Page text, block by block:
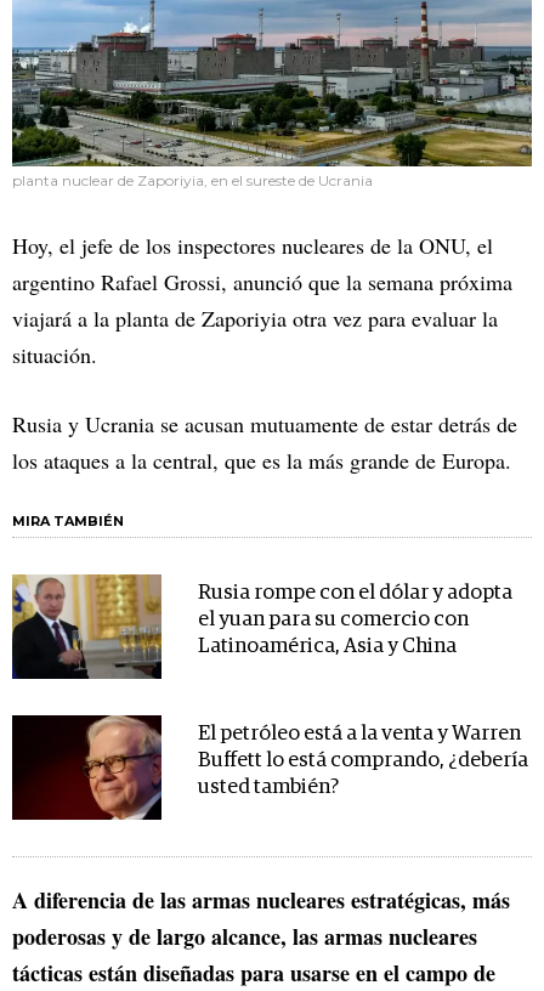
planta nuclear de Zaporiyia, en el sureste de Ucrania
Hoy, el jefe de los inspectores nucleares de la ONU, el
argentino Rafael Grossi, anunció que la semana próxima
viajará a la planta de Zaporiyia otra vez para evaluar la
situación.
Rusia y Ucrania se acusan mutuamente de estar detrás de
los ataques a la central, que es la más grande de Europa.
MIRA TAMBIÉN
Rusia rompe con el dólar y adopta
el yuan para su comercio con
Latinoamérica, Asia y China
El petróleo está a la venta y Warren
Buffett lo está comprando, ¿debería
usted también?
A diferencia de las armas nucleares estratégicas, más
poderosas y de largo alcance, las armas nucleares
tácticas están diseñadas para usarse en el campo de